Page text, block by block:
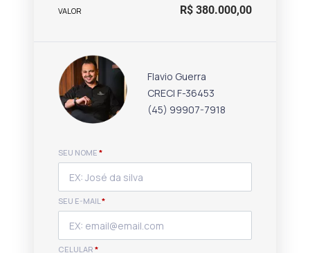
VALOR R$ 380.000,00
Flavio Guerra
CRECI F-36453
(45) 99907-7918
SEU NOME *
SEU E-MAIL*
CELULAR *